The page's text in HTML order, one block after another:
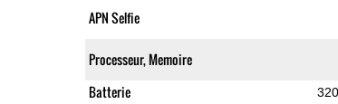
APN Selfie
Processeur, Memoire
Batterie